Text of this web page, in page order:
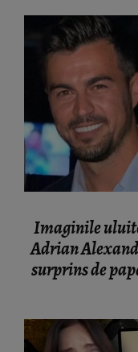
Imaginile
Adrian
surprins de